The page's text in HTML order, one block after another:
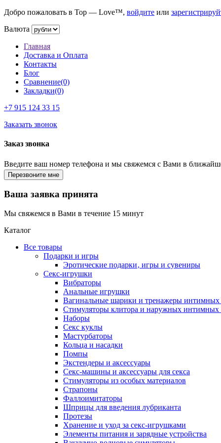
Добро пожаловать в Top — Love™, войдите или
Валюта
Главная
Доставка и Оплата
Контакты
Блог
Сравнение(0)
Закладки(0)
+7 915 124 33 15
Заказать звонок
Заказ звонка
Введите ваш номер телефона и мы свяжемся с Вами в
Ваша заявка принята
Мы свяжемся в Вами в течение 15 минут
Каталог
Все товары
Подарки и игры
Эротические подарки‚ игры и сувениры
Секс-игрушки
Вибраторы
Анальные игрушки
Вагинальные шарики и тренажеры
Стимуляторы клитора и наружных интимных
Наборы
Секс куклы
Мастурбаторы
Кольца и насадки
Помпы
Экстендеры и аксессуары
Секс-машины и аксессуары для секса
Стимуляторы из особых материалов
Страпоны
Фаллоимитаторы
Шприцы для введения лубриканта
Протезы
Хранение и уход за секс-игрушками
Элементы питания и зарядные устройства